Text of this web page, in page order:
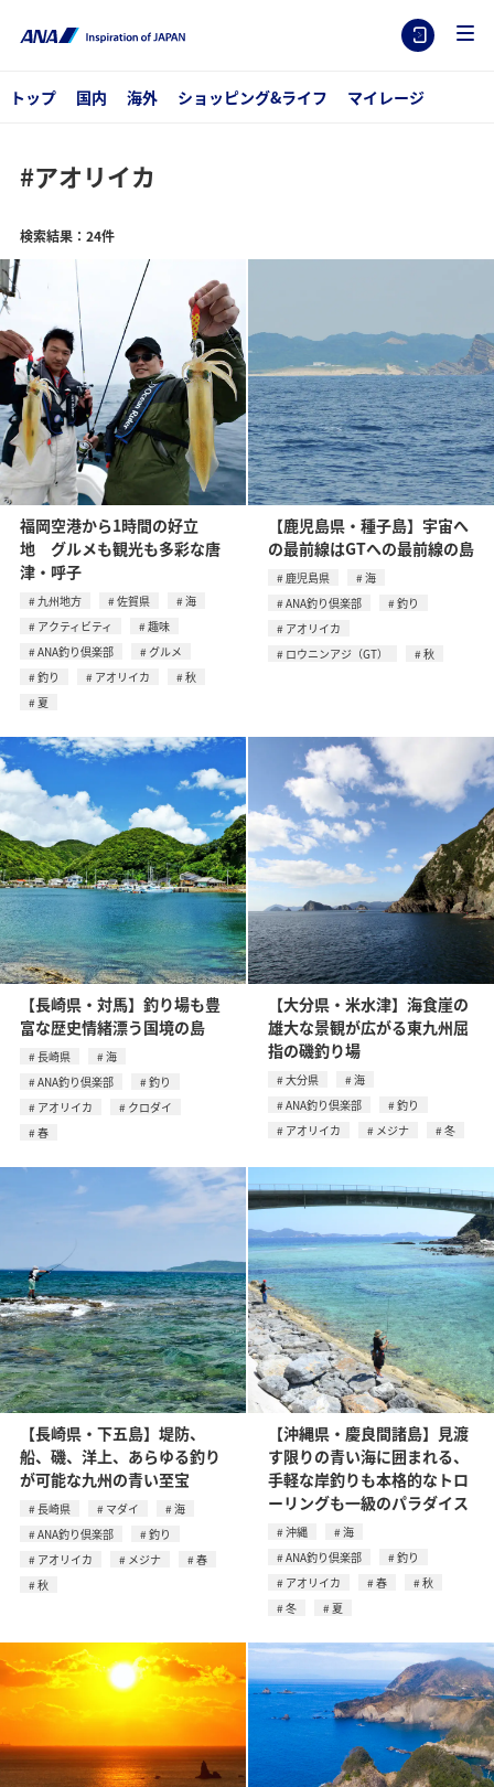
トップ 国内 海外 ショッピング&ライフ マイレージ
#アオリイカ
検索結果：24件
福岡空港から1時間の好立
地 グルメも観光も多彩な唐
津・呼子
九州地方 佐賀県
海
アクティビティ
趣味
ANA釣り倶楽部
グルメ
釣り
アオリイカ
秋
夏
【鹿児島県・種子島】宇宙へ
の最前線はGTへの最前線の島
鹿児島県
海
ANA釣り倶楽部
釣り
アオリイカ
ロウニンアジ（GT）
秋
【長崎県・対馬】釣り場も豊
富な歴史情緒漂う国境の島
長崎県
海
ANA釣り倶楽部
釣り
アオリイカ
クロダイ
春
【大分県・米水津】海食崖の
雄大な景観が広がる東九州屈
指の磯釣り場
大分県
海
ANA釣り倶楽部
釣り
アオリイカ
メジナ 冬
【長崎県・下五島】堤防、
船、磯、洋上、あらゆる釣り
が可能な九州の青い至宝
長崎県 マダイ
海
ANA釣り倶楽部
釣り
アオリイカ
メジナ
春
秋
【沖縄県・慶良間諸島】見渡
す限りの青い海に囲まれる、
手軽な岸釣りも本格的なトロ
ーリングも一級のパラダイス
沖縄
海
ANA釣り倶楽部
釣り
アオリイカ
春
秋
冬
夏